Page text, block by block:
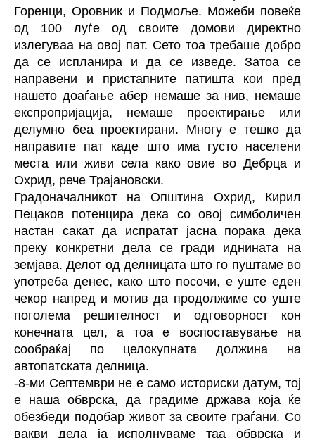
Горенци, Оровник и Подмоље. Можеби повеќе
од 100 луѓе од своите домови директно
излегуваа на овој пат. Сето тоа требаше добро
да се испланира и да се изведе. Затоа се
направени и пристапните патишта кои пред
нашето доаѓање абер немаше за нив, немаше
експропријација, немаше проектирање или
делумно беа проектирани. Многу е тешко да
направите пат каде што има густо населени
места или живи села како овие во Дебрца и
Охрид, рече Трајановски.
Градоначалникот на Општина Охрид, Кирил
Пецаков потенцира дека со овој симболичен
настан сакат да испратат јасна порака дека
преку конкретни дела се гради иднината на
земјава. ‎Делот од делницата што го пуштаме во
употреба денес, како што посочи, е уште еден
чекор напред и мотив да продолжиме со уште
поголема решителност и одговорност кон
конечната цел, а тоа е воспоставување на
сообраќај по целокупната должина на
автопатската делница.
-8-ми Септември не е само историски датум, тој
е наша обврска, да градиме држава која ќе
обезбеди подобар живот за своите граѓани. Со
вакви дела ја исполнуваме таа обврска и